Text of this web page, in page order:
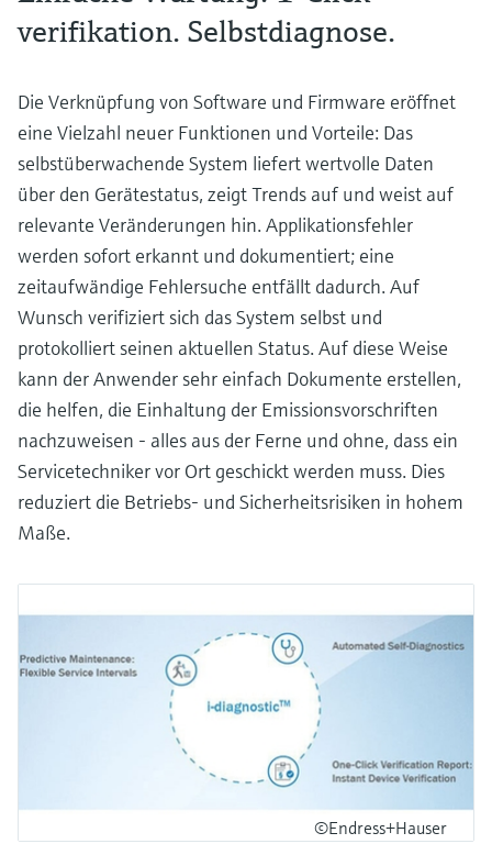
verifikation. Selbstdiagnose.
Die Verknüpfung von Software und Firmware eröffnet
eine Vielzahl neuer Funktionen und Vorteile: Das
selbstüberwachende System liefert wertvolle Daten
über den Gerätestatus, zeigt Trends auf und weist auf
relevante Veränderungen hin. Applikationsfehler
werden sofort erkannt und dokumentiert; eine
zeitaufwändige Fehlersuche entfällt dadurch. Auf
Wunsch verifiziert sich das System selbst und
protokolliert seinen aktuellen Status. Auf diese Weise
kann der Anwender sehr einfach Dokumente erstellen,
die helfen, die Einhaltung der Emissionsvorschriften
nachzuweisen - alles aus der Ferne und ohne, dass ein
Servicetechniker vor Ort geschickt werden muss. Dies
reduziert die Betriebs- und Sicherheitsrisiken in hohem
Maße.
©Endress+Hauser